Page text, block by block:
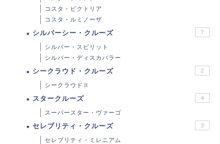
コスタ・ビクトリア
コスタ・ルミノーザ
シルバーシー・クルーズ 7
シルバー・スピリット
シルバー・ディスカバラー
シークラウド・クルーズ 2
シークラウドⅡ
スタークルーズ 4
スーパースター・ヴァーゴ
セレブリティ・クルーズ 3
セレブリティ・ミレニアム